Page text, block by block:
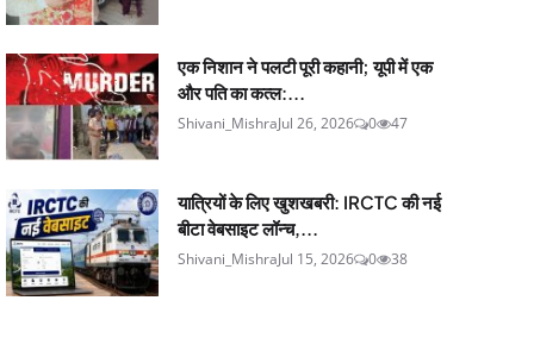
एक निशान ने पलटी पूरी कहानी; यूपी में एक
और पति का कत्ल:...
Shivani_MishraJul 26, 2026 0 47
यात्रियों के लिए खुशखबरी: IRCTC की नई
बीटा वेबसाइट लॉन्च,...
Shivani_MishraJul 15, 2026 0 38